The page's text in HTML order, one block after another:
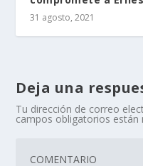
31 agosto, 2021
Deja una
Tu dirección de correo
campos obligatorios